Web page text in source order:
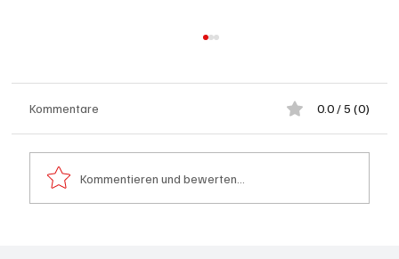
Kommentare 0.0 / 5 (0)
Kommentieren und bewerten...